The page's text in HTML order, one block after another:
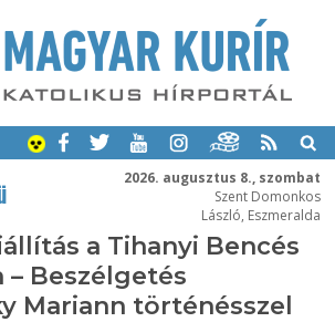
2026. augusztus 8., szombat
Szent Domonkos
László, Eszmeralda
a Tihanyi Bencés
Beszélgetés
Mariann történésszel